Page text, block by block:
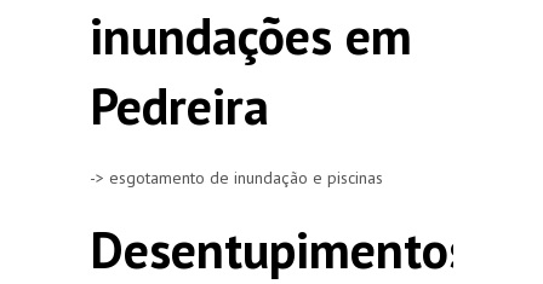
inundações em
Pedreira
-> esgotamento de inundação e piscinas
Desentupimentos